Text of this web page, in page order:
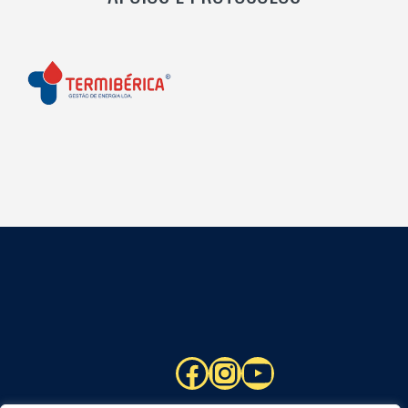
Facebook
Instagram
YouTube